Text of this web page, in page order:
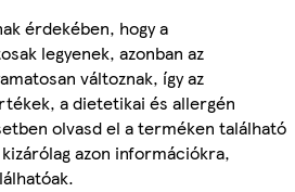
érdekében, hogy a
legyenek, azonban az
változnak, így az
a dietetikai és allergén
olvasd el a terméken található
azon információkra,